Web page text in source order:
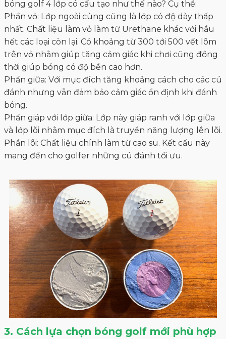
Phần giáp với lớp giữa: Lớp này giáp ranh với lớp giữa
và lớp lõi nhằm mục đích là truyền năng lượng lên lõi.
Phần lõi: Chất liệu chính làm từ cao su. Kết cấu này
mang đến cho golfer những cú đánh tối ưu.
3. Cách lựa chọn bóng golf mới phù hợp
nhất
Với thị trường golf hiện tại, thì có rất nhiều đơn vị
cung cấp sản phẩm bóng golf, nhưng làm thế nào để
có thể lựa chọn đúng một mẫu bóng golf phù hợp
với bản thân là một điều không đơn giản. Dựa trên
các phân tích của các chuyên gia golf hàng đầu các
châu lục, bạn nên mua các loại bóng golf được đánh
giá cao các tiêu chí sau: